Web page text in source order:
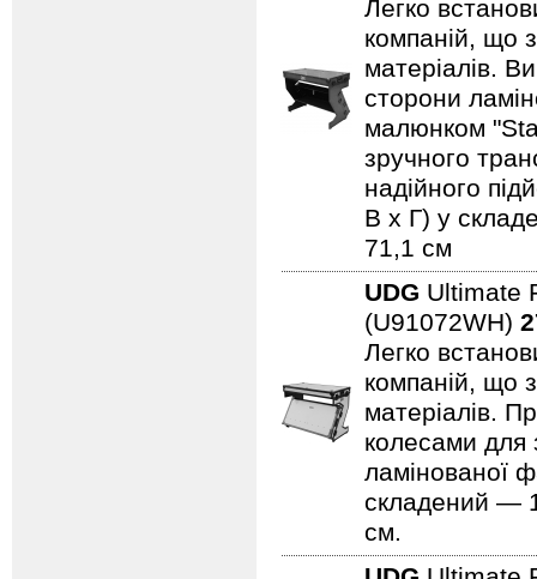
Легко
компаній, що
матеріалів.
сторони
малюнком
зручного
надійного
В x Г) у
71,1 см
UDG Ultimate
(U91072WH)
Легко
компаній, що
матеріалів.
колесами для
ламінованої
складений —
см.